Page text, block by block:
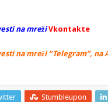
na mreži Vkontakte
na mreži “Telegram”,
Stumbleupon